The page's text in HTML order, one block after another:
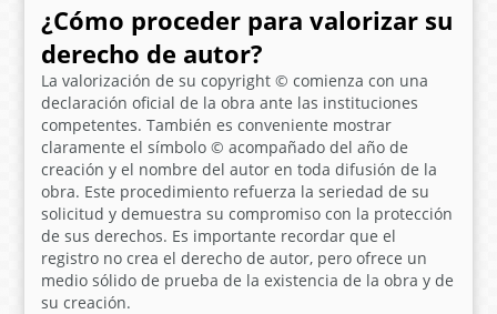
¿Cómo proceder para valorizar su
derecho de autor?
La valorización de su copyright © comienza con una
declaración oficial de la obra ante las instituciones
competentes. También es conveniente mostrar
claramente el símbolo © acompañado del año de
creación y el nombre del autor en toda difusión de la
obra. Este procedimiento refuerza la seriedad de su
solicitud y demuestra su compromiso con la protección
de sus derechos. Es importante recordar que el
registro no crea el derecho de autor, pero ofrece un
medio sólido de prueba de la existencia de la obra y de
su creación.